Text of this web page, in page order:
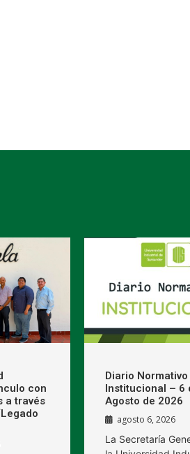
con
a través
Diario Normativo
Institucional – 6
Agosto de 2026
agosto 6, 2026
La Secretaría